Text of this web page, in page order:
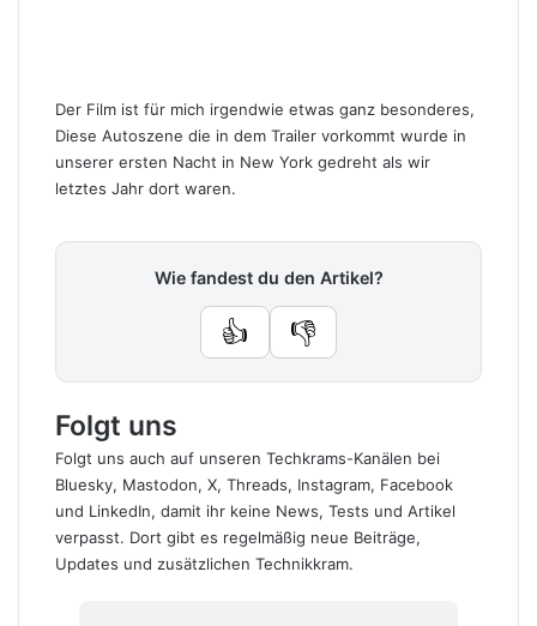
Der Film ist für mich irgendwie etwas ganz besonderes,
Diese Autoszene die in dem Trailer vorkommt wurde in
unserer ersten Nacht in New York gedreht als wir
letztes Jahr dort waren.
Wie fandest du den Artikel?
👍 👎
Folgt uns
Folgt uns auch auf unseren Techkrams-Kanälen bei
Bluesky, Mastodon, X, Threads, Instagram, Facebook
und LinkedIn, damit ihr keine News, Tests und Artikel
verpasst. Dort gibt es regelmäßig neue Beiträge,
Updates und zusätzlichen Technikkram.